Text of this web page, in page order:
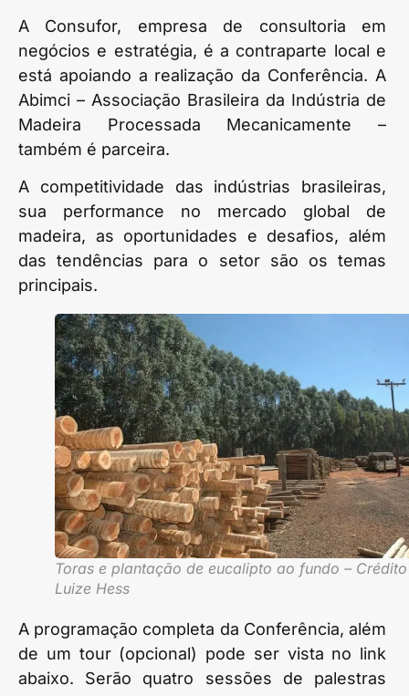
A Consufor, empresa de consultoria em
negócios e estratégia, é a contraparte local e
está apoiando a realização da Conferência. A
Abimci – Associação Brasileira da Indústria de
Madeira Processada Mecanicamente –
também é parceira.
A competitividade das indústrias brasileiras,
sua performance no mercado global de
madeira, as oportunidades e desafios, além
das tendências para o setor são os temas
principais.
Toras e plantação de eucalipto ao fundo – Crédito
Luize Hess
A programação completa da Conferência, além
de um tour (opcional) pode ser vista no link
abaixo. Serão quatro sessões de palestras